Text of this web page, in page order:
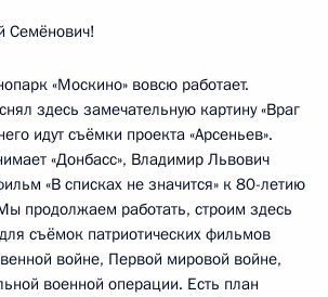
Семёнович!
«Москино» вовсю работает.
здесь замечательную картину «Враг
идут съёмки проекта «Арсеньев».
«Донбасс», Владимир Львович
«В списках не значится» к 80-летию
продолжаем работать, строим здесь
съёмок патриотических фильмов
войне, Первой мировой войне,
военной операции. Есть план